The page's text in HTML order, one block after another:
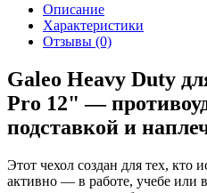
Описание
Характеристики
Отзывы (0)
Galeo Heavy Duty
Pro 12" —
подставкой и
Этот чехол создан для тех, кто
активно — в работе, учебе или